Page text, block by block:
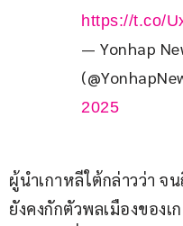
https://t.co/
— Yonhap
2025
ผู้นำเกาหลีใต้กล่าวว่า จ
ยังคงกักตัวพลเมืองของ